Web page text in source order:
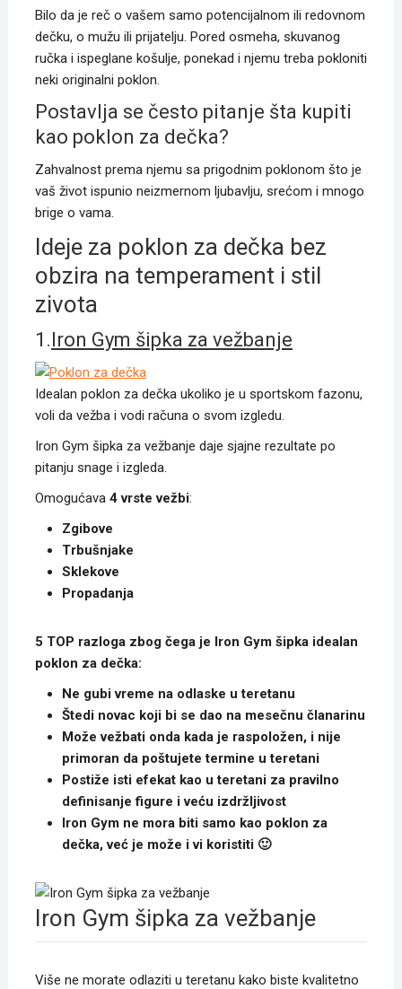
Bilo da je reč o vašem samo potencijalnom ili redovnom
dečku, o mužu ili prijatelju. Pored osmeha, skuvanog
ručka i ispeglane košulje, ponekad i njemu treba pokloniti
neki originalni poklon.
Postavlja se često pitanje šta kupiti
kao poklon za dečka?
Zahvalnost prema njemu sa prigodnim poklonom što je
vaš život ispunio neizmernom ljubavlju, srećom i mnogo
brige o vama.
Ideje za poklon za dečka bez
obzira na temperament i stil
zivota
1.Iron Gym šipka za vežbanje
Idealan poklon za dečka ukoliko je u sportskom fazonu,
voli da vežba i vodi računa o svom izgledu.
Iron Gym šipka za vežbanje daje sjajne rezultate po
pitanju snage i izgleda.
Omogućava 4 vrste vežbi:
Zgibove
Trbušnjake
Sklekove
Propadanja
5 TOP razloga zbog čega je Iron Gym šipka idealan
poklon za dečka:
Ne gubi vreme na odlaske u teretanu
Štedi novac koji bi se dao na mesečnu članarinu
Može vežbati onda kada je raspoložen, i nije
primoran da poštujete termine u teretani
Postiže isti efekat kao u teretani za pravilno
definisanje figure i veću izdržljivost
Iron Gym ne mora biti samo kao poklon za
dečka, već je može i vi koristiti 🙂
Iron Gym šipka za vežbanje
Više ne morate odlaziti u teretanu kako biste kvalitetno